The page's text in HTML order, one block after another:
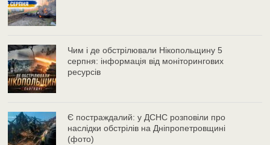
Чим і де обстрілювали Нікопольщину 5
серпня: інформація від моніторингових
ресурсів
Є постраждалий: у ДСНС розповіли про
наслідки обстрілів на Дніпропетровщині
(фото)